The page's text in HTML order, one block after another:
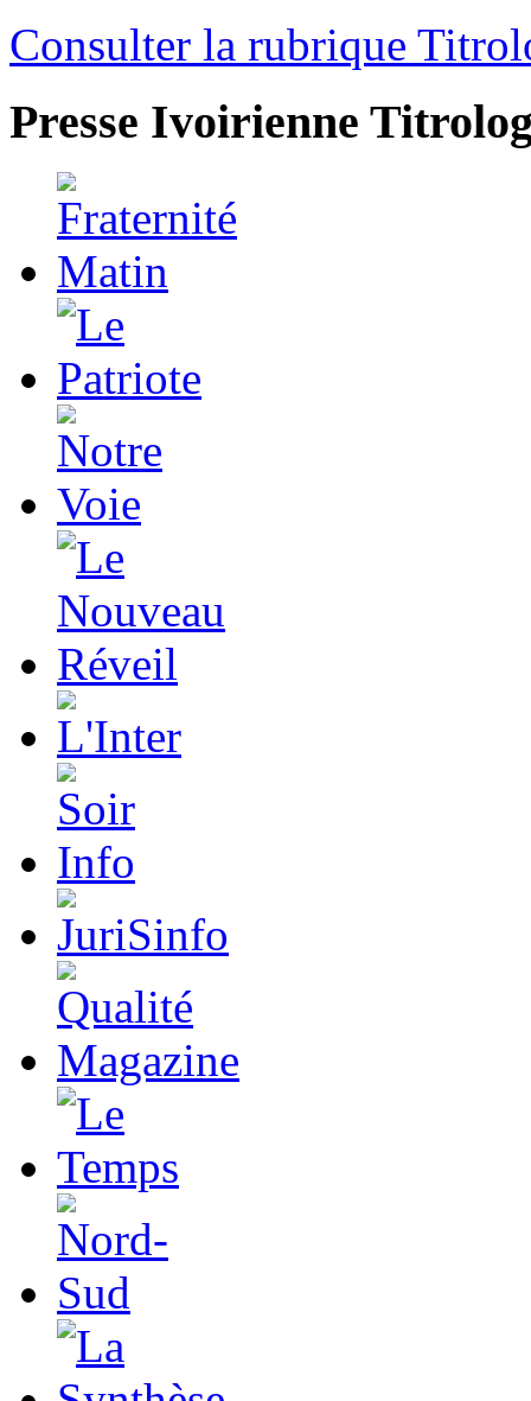
Consulter la rubrique
Presse Ivoirienne